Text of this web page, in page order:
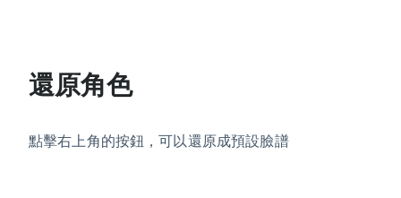
還原角色
點擊右上角的按鈕，可以還原成預設臉譜